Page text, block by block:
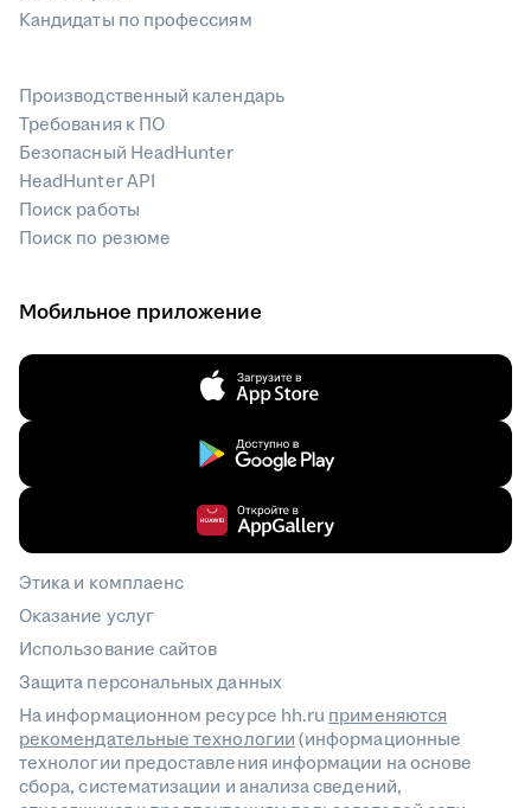
Кандидаты по профессиям
Производственный календарь
Требования к ПО
Безопасный HeadHunter
HeadHunter API
Поиск работы
Поиск по резюме
Мобильное приложение
Этика и комплаенс
Оказание услуг
Использование сайтов
Защита персональных данных
На информационном ресурсе hh.ru применяются
рекомендательные технологии(информационные
технологии предоставления информации на основе
сбора, систематизации и анализа сведений,